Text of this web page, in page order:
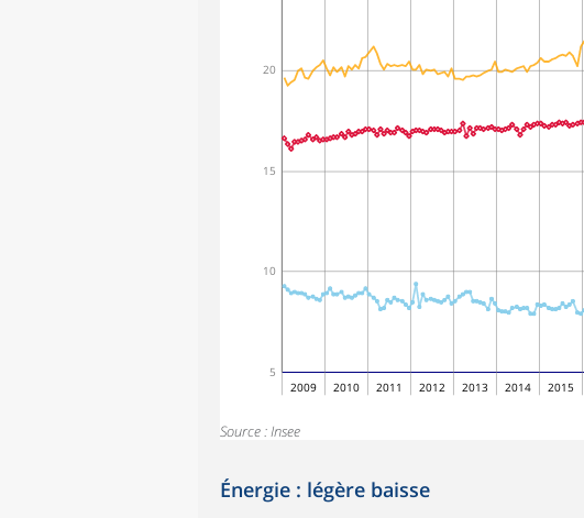
5
10
15
20
2009 2010 2011 2012 2013 2014 2015
Source : Insee
Énergie : légère baisse